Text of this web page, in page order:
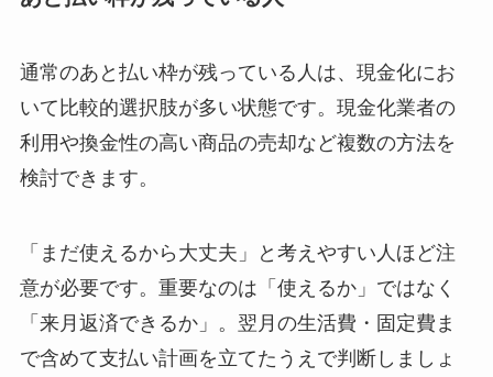
通常のあと払い枠が残っている人は、現金化にお
いて比較的選択肢が多い状態です。現金化業者の
利用や換金性の高い商品の売却など複数の方法を
検討できます。
「まだ使えるから大丈夫」と考えやすい人ほど注
意が必要です。重要なのは「使えるか」ではなく
「来月返済できるか」。翌月の生活費・固定費ま
で含めて支払い計画を立てたうえで判断しましょ